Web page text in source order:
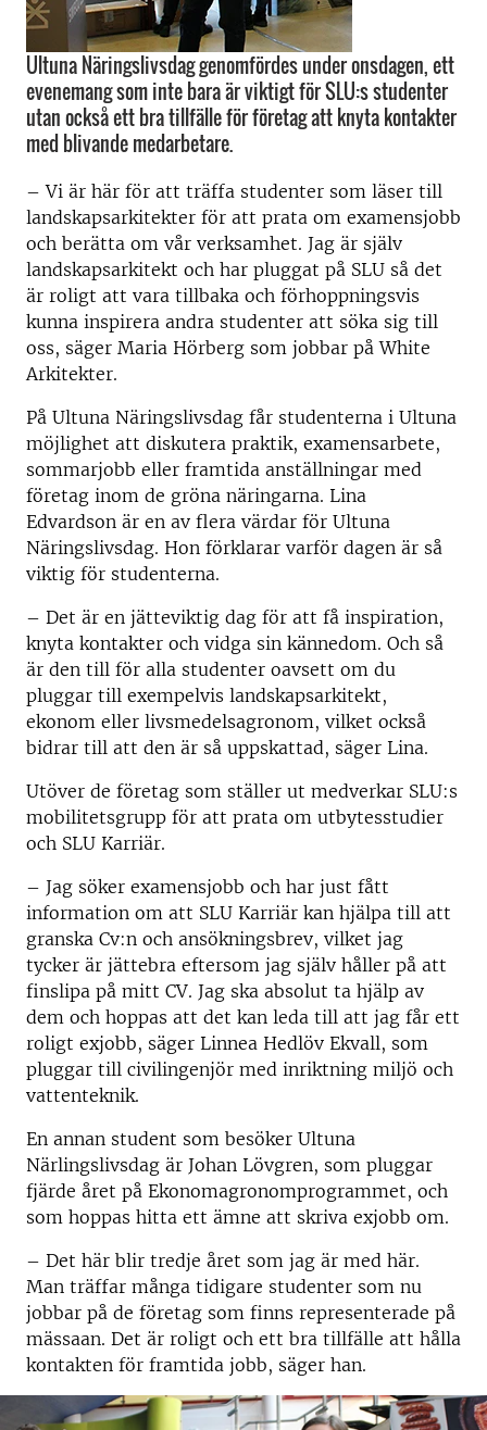
Ultuna Näringslivsdag genomfördes under onsdagen, ett
evenemang som inte bara är viktigt för SLU:s studenter
utan också ett bra tillfälle för företag att knyta kontakter
med blivande medarbetare.
– Vi är här för att träffa studenter som läser till
landskapsarkitekter för att prata om examensjobb
och berätta om vår verksamhet. Jag är själv
landskapsarkitekt och har pluggat på SLU så det
är roligt att vara tillbaka och förhoppningsvis
kunna inspirera andra studenter att söka sig till
oss, säger Maria Hörberg som jobbar på White
Arkitekter.
På Ultuna Näringslivsdag får studenterna i Ultuna
möjlighet att diskutera praktik, examensarbete,
sommarjobb eller framtida anställningar med
företag inom de gröna näringarna. Lina
Edvardson är en av flera värdar för Ultuna
Näringslivsdag. Hon förklarar varför dagen är så
viktig för studenterna.
– Det är en jätteviktig dag för att få inspiration,
knyta kontakter och vidga sin kännedom. Och så
är den till för alla studenter oavsett om du
pluggar till exempelvis landskapsarkitekt,
ekonom eller livsmedelsagronom, vilket också
bidrar till att den är så uppskattad, säger Lina.
Utöver de företag som ställer ut medverkar SLU:s
mobilitetsgrupp för att prata om utbytesstudier
och SLU Karriär.
– Jag söker examensjobb och har just fått
information om att SLU Karriär kan hjälpa till att
granska Cv:n och ansökningsbrev, vilket jag
tycker är jättebra eftersom jag själv håller på att
finslipa på mitt CV. Jag ska absolut ta hjälp av
dem och hoppas att det kan leda till att jag får ett
roligt exjobb, säger Linnea Hedlöv Ekvall, som
pluggar till civilingenjör med inriktning miljö och
vattenteknik.
En annan student som besöker Ultuna
Närlingslivsdag är Johan Lövgren, som pluggar
fjärde året på Ekonomagronomprogrammet, och
som hoppas hitta ett ämne att skriva exjobb om.
– Det här blir tredje året som jag är med här.
Man träffar många tidigare studenter som nu
jobbar på de företag som finns representerade på
mässaan. Det är roligt och ett bra tillfälle att hålla
kontakten för framtida jobb, säger han.